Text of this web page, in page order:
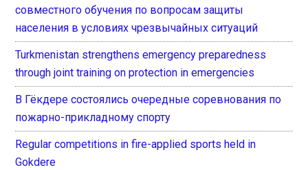
совместного обучения по вопросам защиты
населения в условиях чрезвычайных ситуаций
Turkmenistan strengthens emergency preparedness
through joint training on protection in emergencies
В Гёкдере состоялись очередные соревнования по
пожарно-прикладному спорту
Regular competitions in fire-applied sports held in
Gokdere